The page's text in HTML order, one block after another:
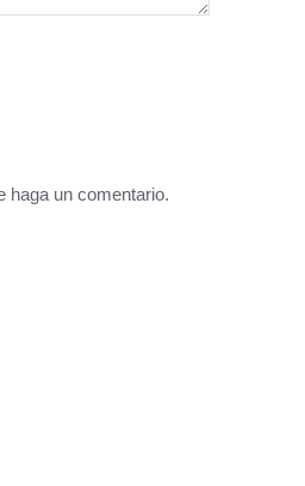
haga un comentario.